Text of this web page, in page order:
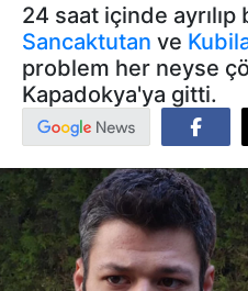
24 saat içinde ayrılıp
Sancaktutan ve
problem her neyse
Kapadokya'ya gitti.